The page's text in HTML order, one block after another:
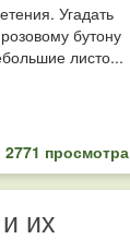
Угадать
бутону
листо...
2771 просмотра
их